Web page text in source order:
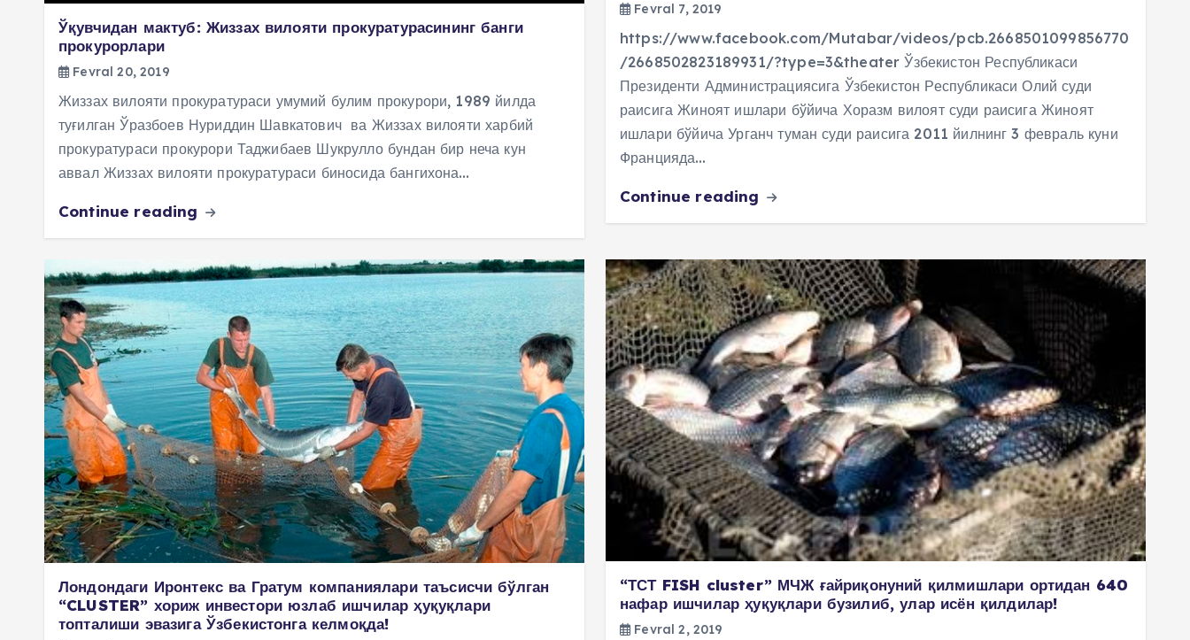
Ўқувчидан мактуб: Жиззах вилояти прокуратурасининг банги
прокурорлари
Fevral 20, 2019
Жиззах вилояти прокуратураси умумий булим прокурори, 1989 йилда
туғилган Ўразбоев Нуриддин Шавкатович ва Жиззах вилояти харбий
прокуратураси прокурори Таджибаев Шукрулло бундан бир неча кун
аввал Жиззах вилояти прокуратураси биносида бангихона…
Continue reading
Fevral 7, 2019
https://www.facebook.com/Mutabar/videos/pcb.2668501099856770
/2668502823189931/?type=3&theater Ўзбекистон Республикаси
Президенти Администрациясига Ўзбекистон Республикаси Олий суди
раисига Жиноят ишлари бўйича Хоразм вилоят суди раисига Жиноят
ишлари бўйича Урганч туман суди раисига 2011 йилнинг 3 февраль куни
Францияда…
Continue reading
Лондондаги Иронтекс ва Гратум компаниялари таъсисчи бўлган
“CLUSTER” хориж инвестори юзлаб ишчилар ҳуқуқлари
топталиши эвазига Ўзбекистонга келмоқда!
“ТСТ FISH cluster” МЧЖ ғайриқонуний қилмишлари ортидан 640
нафар ишчилар ҳуқуқлари бузилиб, улар исён қилдилар!
Fevral 2, 2019